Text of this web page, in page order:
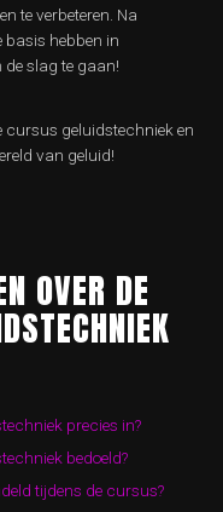
te verbeteren. Na
basis hebben in
slag te gaan!
cursus geluidstechniek en
van geluid!
OVER DE
precies in?
bedoeld?
tijdens de cursus?